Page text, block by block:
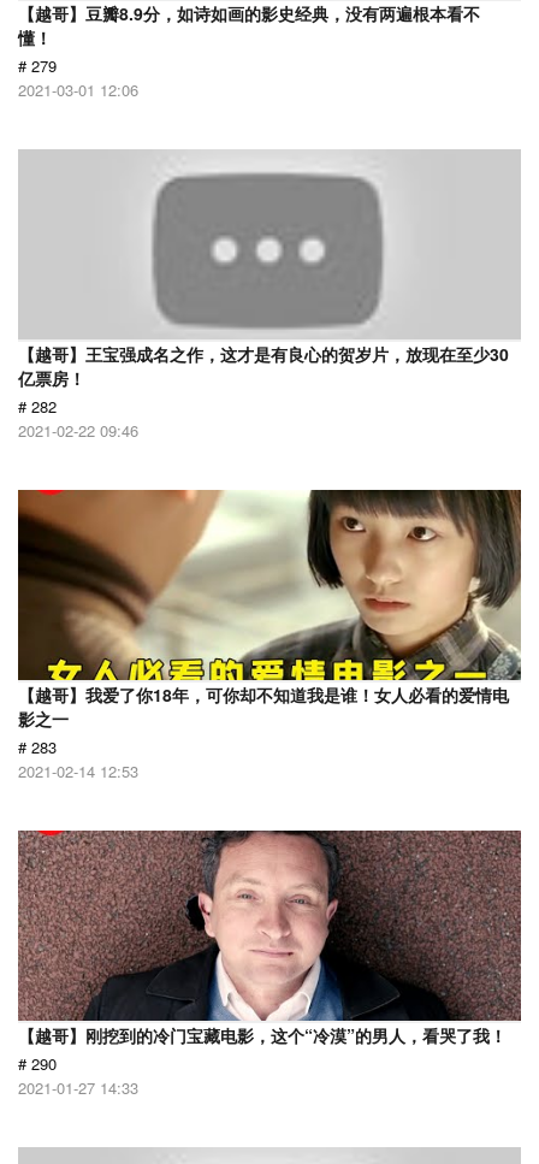
【越哥】豆瓣8.9分，如诗如画的影史经典，没有两遍根本看不
懂！
# 279
2021-03-01 12:06
【越哥】王宝强成名之作，这才是有良心的贺岁片，放现在至少30
亿票房！
# 282
2021-02-22 09:46
【越哥】我爱了你18年，可你却不知道我是谁！女人必看的爱情电
影之一
# 283
2021-02-14 12:53
【越哥】刚挖到的冷门宝藏电影，这个“冷漠”的男人，看哭了我！
# 290
2021-01-27 14:33